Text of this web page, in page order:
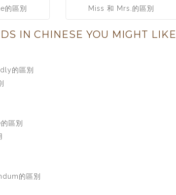
的區別 Miss 和 Mrs.的區別
IN CHINESE YOU MIGHT LIKE
的區別
區別
的區別